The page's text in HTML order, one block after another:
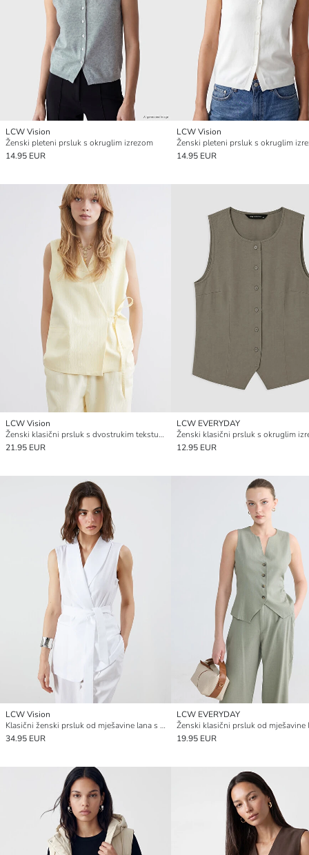
LCW Vision
Ženski pleteni prsluk s okruglim izrezom
14.95 EUR
LCW Vision
Ženski pleteni prsluk s okruglim
14.95 EUR
LCW Vision
Ženski klasični prsluk s dvostrukim teksturiranim ovratnikom
21.95 EUR
LCW EVERYDAY
Ženski klasični prsluk s okruglim
12.95 EUR
LCW Vision
Klasični ženski prsluk od mješavine lana s dvorednim ovratnikom
34.95 EUR
LCW EVERYDAY
19.95 EUR